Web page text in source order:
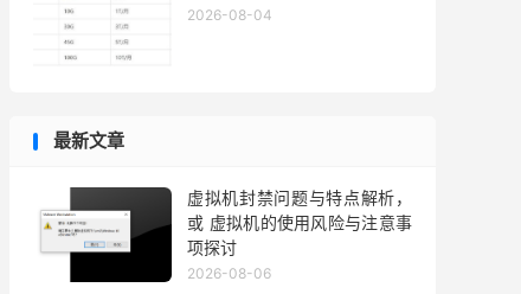
2026-08-04
最新文章
虚拟机封禁问题与特点解析，
或 虚拟机的使用风险与注意事
项探讨
2026-08-06